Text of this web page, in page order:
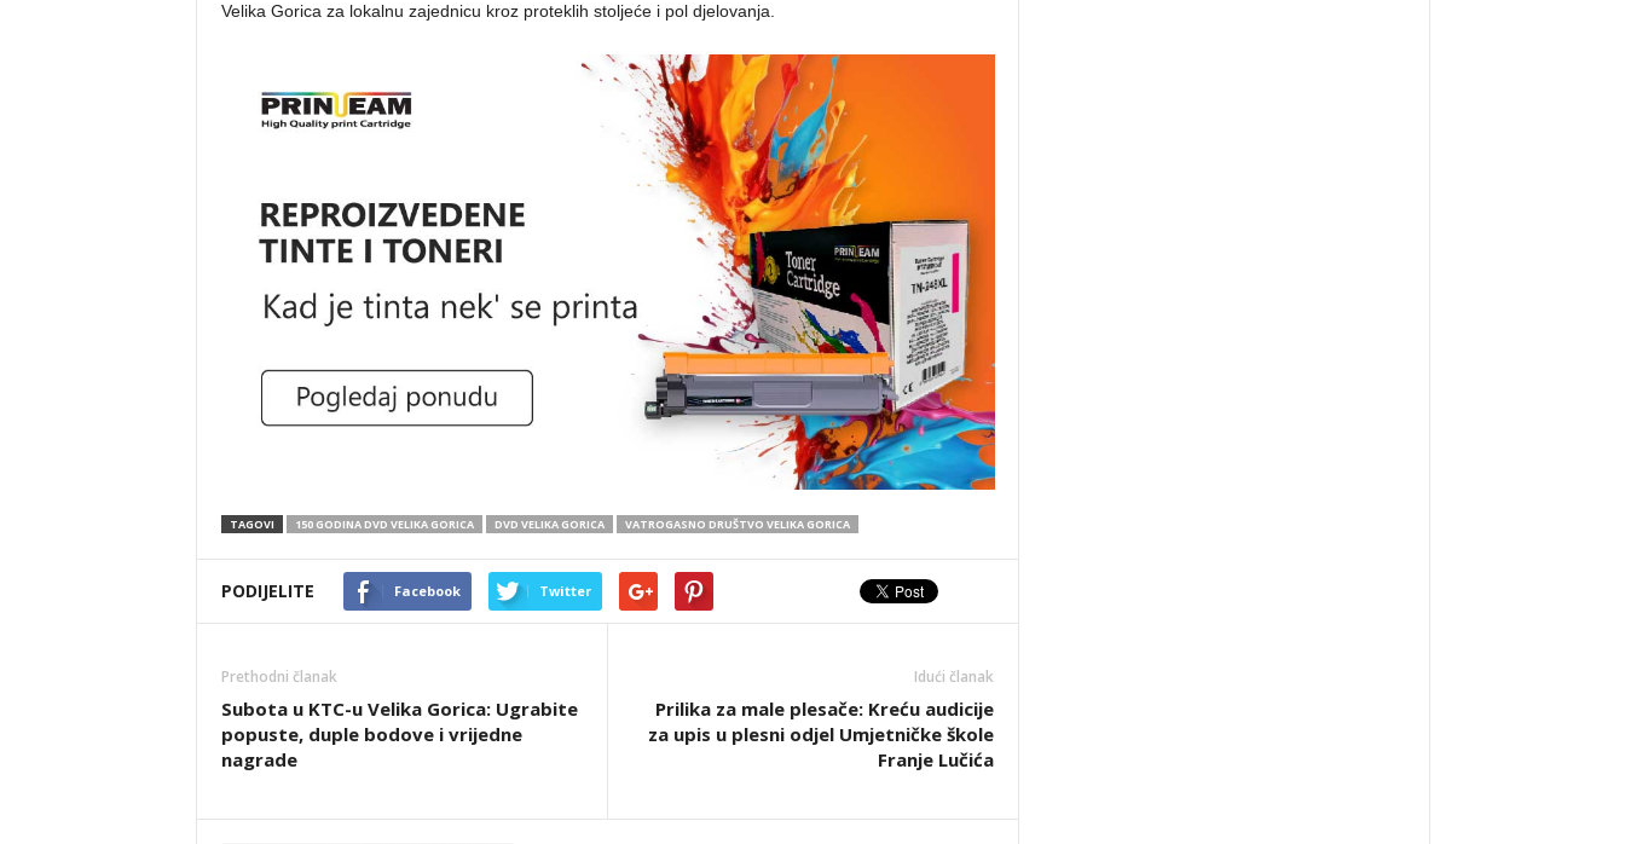
Velika Gorica za lokalnu zajednicu kroz proteklih stoljeće i pol djelovanja.
TAGOVI 150 GODINA DVD VELIKA GORICA DVD VELIKA GORICA VATROGASNO DRUŠTVO VELIKA GORICA
PODIJELITE Facebook Twitter
Prethodni članak
Subota u KTC-u Velika Gorica: Ugrabite
popuste, duple bodove i vrijedne
nagrade
Idući članak
Prilika za male plesače: Kreću audicije
za upis u plesni odjel Umjetničke škole
Franje Lučića